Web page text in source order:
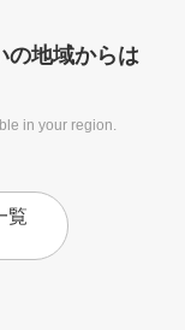
の地域からは
in your region.
覧